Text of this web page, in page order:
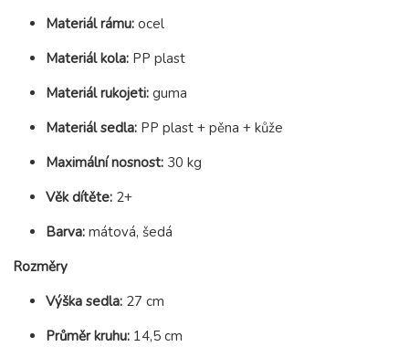
Materiál rámu: ocel
Materiál kola: PP plast
Materiál rukojeti: guma
Materiál sedla: PP plast + pěna + kůže
Maximální nosnost: 30 kg
Věk dítěte: 2+
Barva: mátová, šedá
Rozměry
Výška sedla: 27 cm
Průměr kruhu: 14,5 cm